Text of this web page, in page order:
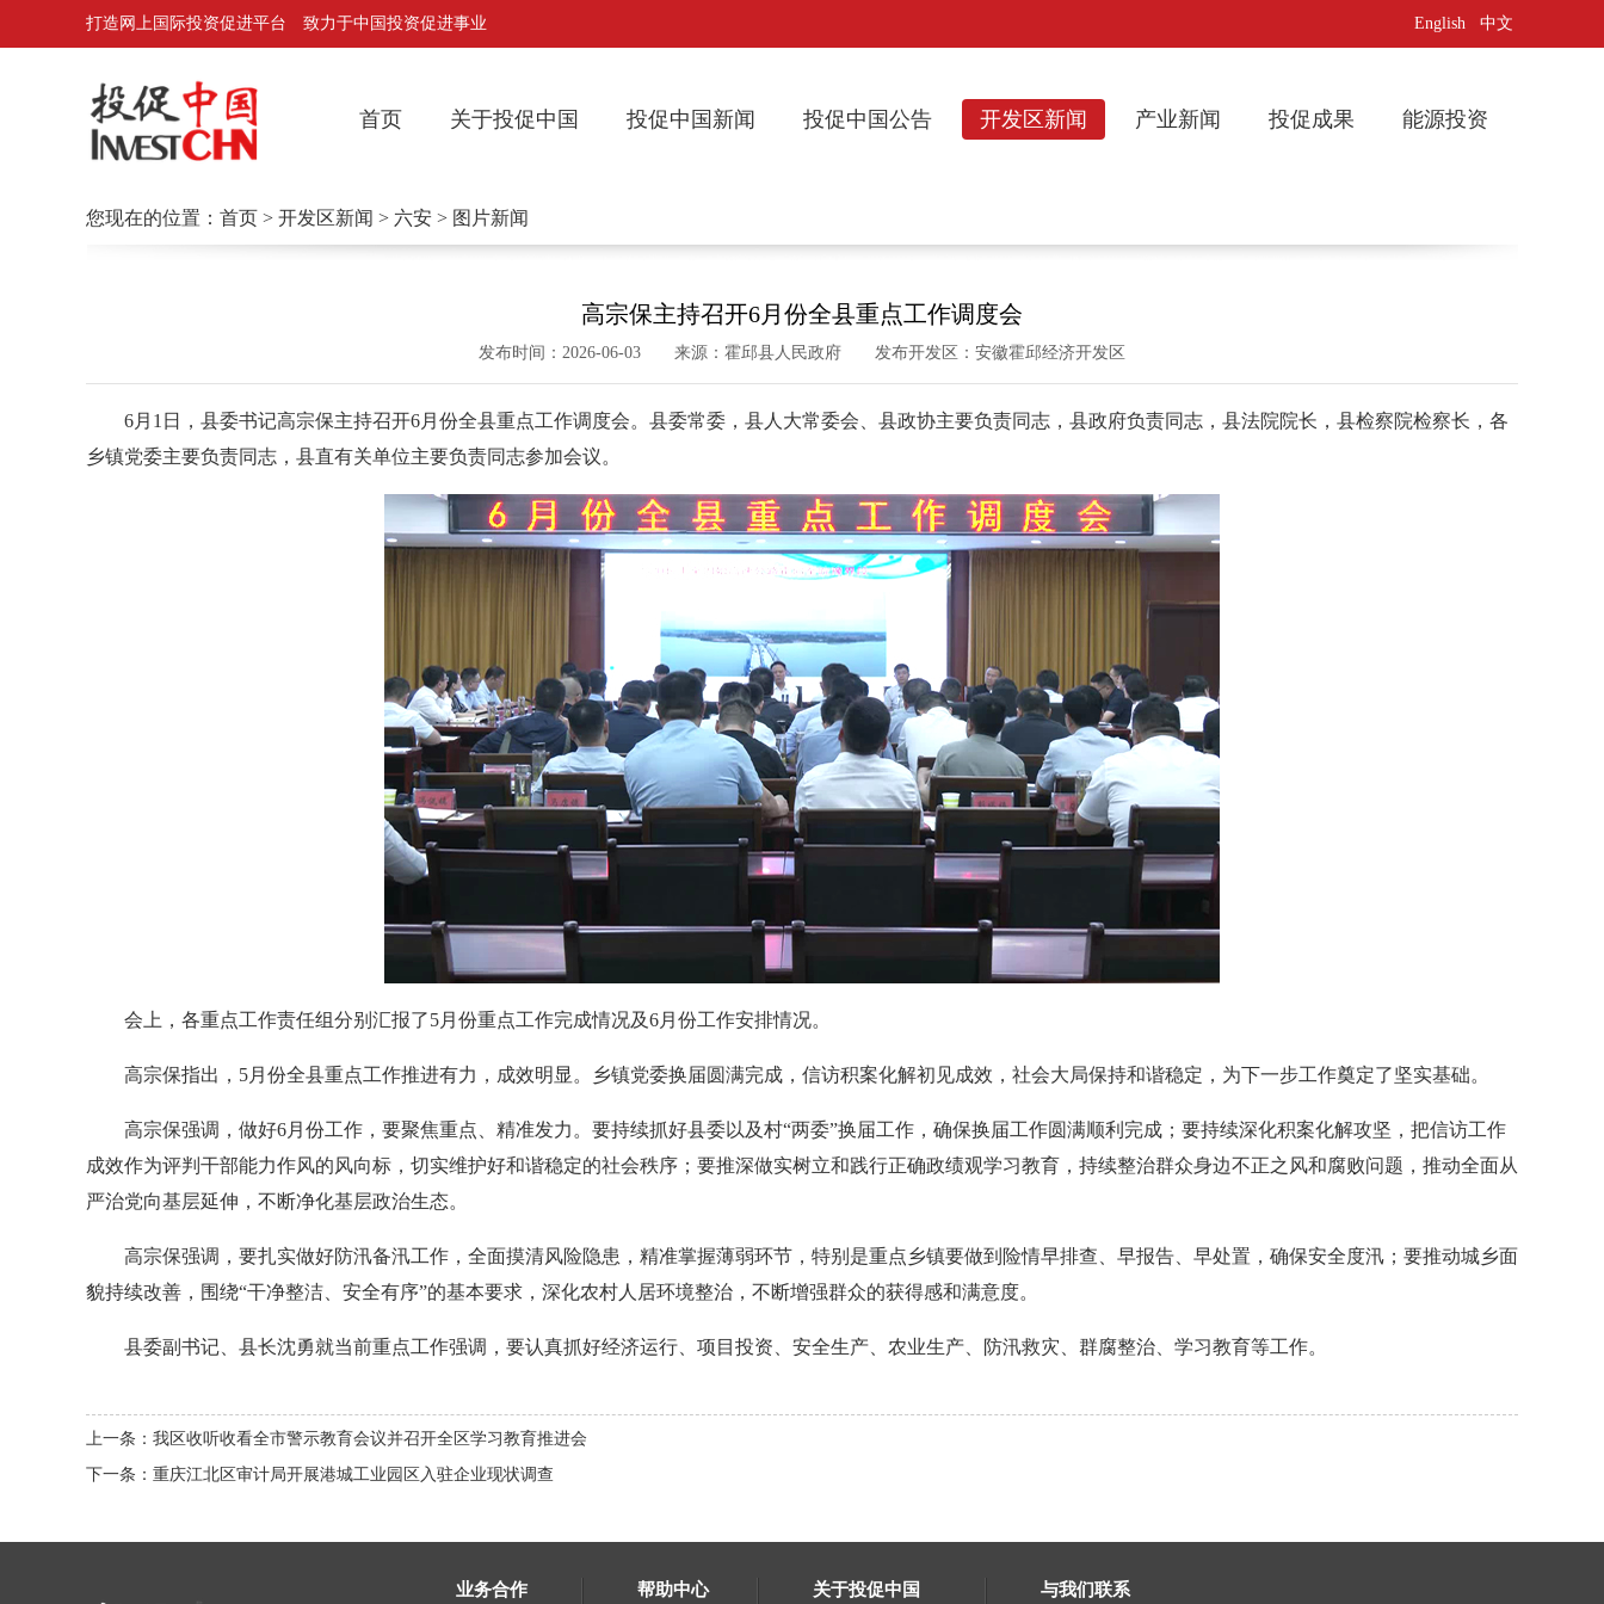
打造网上国际投资促进平台 致力于中国投资促进事业 English 中文
首页 关于投促中国 投促中国新闻 投促中国公告 开发区新闻 产业新闻 投促成果 能源投资
您现在的位置： 首页 > 开发区新闻 > 六安 > 图片新闻
高宗保主持召开6月份全县重点工作调度会
发布时间：2026-06-03 来源：霍邱县人民政府 发布开发区：安徽霍邱经济开发区
6月1日，县委书记高宗保主持召开6月份全县重点工作调度会。县委常委，县人大常委会、县政协主要负责同志，县政府负责同志，县法院院长，县检察院检察长，各
乡镇党委主要负责同志，县直有关单位主要负责同志参加会议。
会上，各重点工作责任组分别汇报了5月份重点工作完成情况及6月份工作安排情况。
高宗保指出，5月份全县重点工作推进有力，成效明显。乡镇党委换届圆满完成，信访积案化解初见成效，社会大局保持和谐稳定，为下一步工作奠定了坚实基础。
高宗保强调，做好6月份工作，要聚焦重点、精准发力。要持续抓好县委以及村“两委”换届工作，确保换届工作圆满顺利完成；要持续深化积案化解攻坚，把信访工作
成效作为评判干部能力作风的风向标，切实维护好和谐稳定的社会秩序；要推深做实树立和践行正确政绩观学习教育，持续整治群众身边不正之风和腐败问题，推动全面从
严治党向基层延伸，不断净化基层政治生态。
高宗保强调，要扎实做好防汛备汛工作，全面摸清风险隐患，精准掌握薄弱环节，特别是重点乡镇要做到险情早排查、早报告、早处置，确保安全度汛；要推动城乡面
貌持续改善，围绕“干净整洁、安全有序”的基本要求，深化农村人居环境整治，不断增强群众的获得感和满意度。
县委副书记、县长沈勇就当前重点工作强调，要认真抓好经济运行、项目投资、安全生产、农业生产、防汛救灾、群腐整治、学习教育等工作。
上一条：我区收听收看全市警示教育会议并召开全区学习教育推进会
下一条：重庆江北区审计局开展港城工业园区入驻企业现状调查
业务合作 帮助中心 关于投促中国 与我们联系